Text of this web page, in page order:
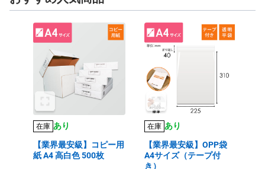
在庫 あり
【業界最安級】コピー用
紙 A4 高白色 500枚
在庫 あり
【業界最安級】OPP袋
A4サイズ（テープ付
き）